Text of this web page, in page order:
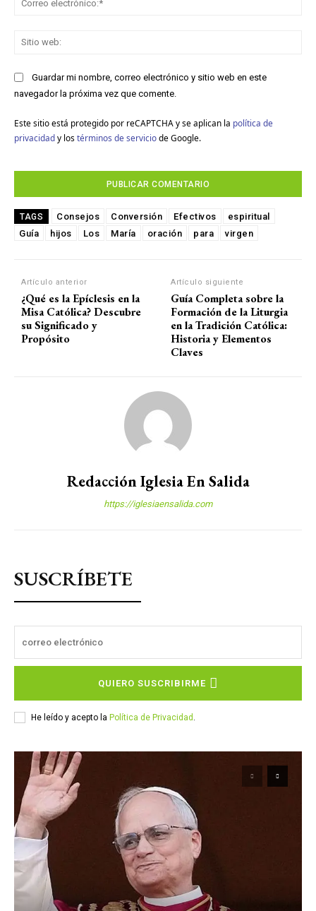
Guardar mi nombre, correo electrónico y sitio web en este
navegador la próxima vez que comente.
Este sitio está protegido por reCAPTCHA y se aplican la política de
privacidady los términos de serviciode Google.
TAGS Consejos Conversión Efectivos
espiritual
Guía
hijos Los María oración para virgen
Artículo anterior
¿Qué es la Epíclesis en la
Misa Católica? Descubre
su Significado y
Propósito
Artículo siguiente
Guía Completa sobre la
Formación de la Liturgia
en la Tradición Católica:
Historia y Elementos
Claves
Redacción Iglesia En Salida
https://iglesiaensalida.com
SUSCRÍBETE
QUIERO SUSCRIBIRME
He leído y acepto la Política de Privacidad